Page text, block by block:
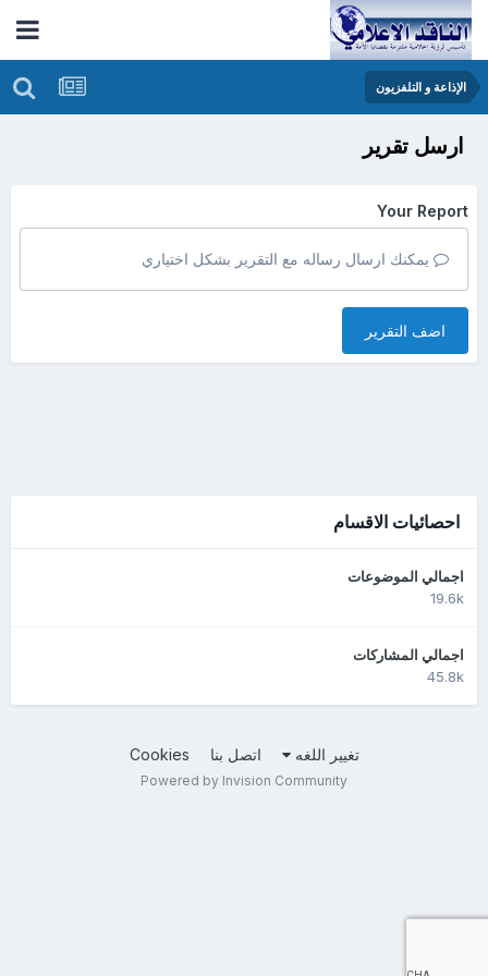
الإذاعة و التلفزيون
ارسل تقرير
Your Report
يمكنك ارسال رساله مع التقرير بشكل اختياري
اضف التقرير
احصائيات الاقسام
اجمالي الموضوعات
19.6k
اجمالي المشاركات
45.8k
تغيير اللغه اتصل بنا Cookies
Powered by Invision Community